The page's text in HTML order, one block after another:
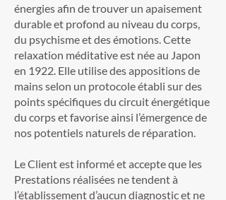
énergies afin de trouver un apaisement
durable et profond au niveau du corps,
du psychisme et des émotions. Cette
relaxation méditative est née au Japon
en 1922. Elle utilise des appositions de
mains selon un protocole établi sur des
points spécifiques du circuit énergétique
du corps et favorise ainsi l’émergence de
nos potentiels naturels de réparation.
Le Client est informé et accepte que les
Prestations réalisées ne tendent à
l’établissement d’aucun diagnostic et ne